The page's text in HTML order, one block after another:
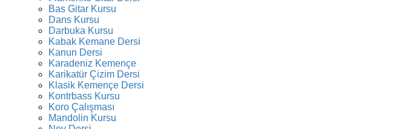
Bas Gitar Kursu
Dans Kursu
Darbuka Kursu
Kabak Kemane Dersi
Kanun Dersi
Karadeniz Kemençe
Karikatür Çizim Dersi
Klasik Kemençe Dersi
Kontrbass Kursu
Koro Çalışması
Mandolin Kursu